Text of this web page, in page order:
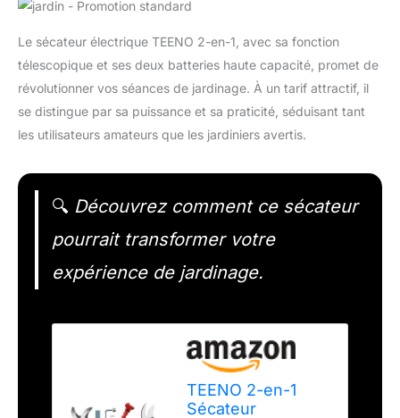
Le sécateur électrique TEENO 2-en-1, avec sa fonction
télescopique et ses deux batteries haute capacité, promet de
révolutionner vos séances de jardinage. À un tarif attractif, il
se distingue par sa puissance et sa praticité, séduisant tant
les utilisateurs amateurs que les jardiniers avertis.
🔍 Découvrez comment ce sécateur
pourrait transformer votre
expérience de jardinage.
TEENO 2-en-1
Sécateur